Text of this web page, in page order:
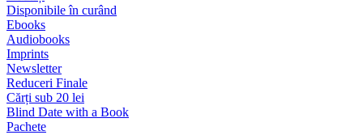
Disponibile în curând
Ebooks
Audiobooks
Imprints
Newsletter
Reduceri Finale
Cărți sub 20 lei
Blind Date with a Book
Pachete